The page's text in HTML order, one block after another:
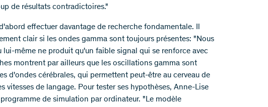
de résultats contradictoires."
effectuer davantage de recherche fondamentale. Il
clair si les ondes gamma sont toujours présentes: "Nous
lui-même ne produit qu'un faible signal qui se renforce avec
montrent par ailleurs que les oscillations gamma sont
d'ondes cérébrales, qui permettent peut-être au cerveau de
vitesses de langage. Pour tester ses hypothèses, Anne-Lise
de simulation par ordinateur. "Le modèle